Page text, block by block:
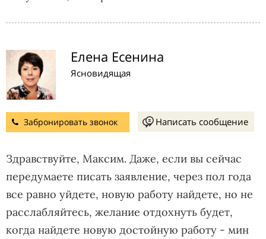
Елена Есенина
Ясновидящая
Забронировать звонок Написать сообщение
Здравствуйте, Максим. Даже, если вы сейчас
передумаете писать заявление, через пол года
все равно уйдете, новую работу найдете, но не
расслабляйтесь, желание отдохнуть будет,
когда найдете новую достойную работу - мин